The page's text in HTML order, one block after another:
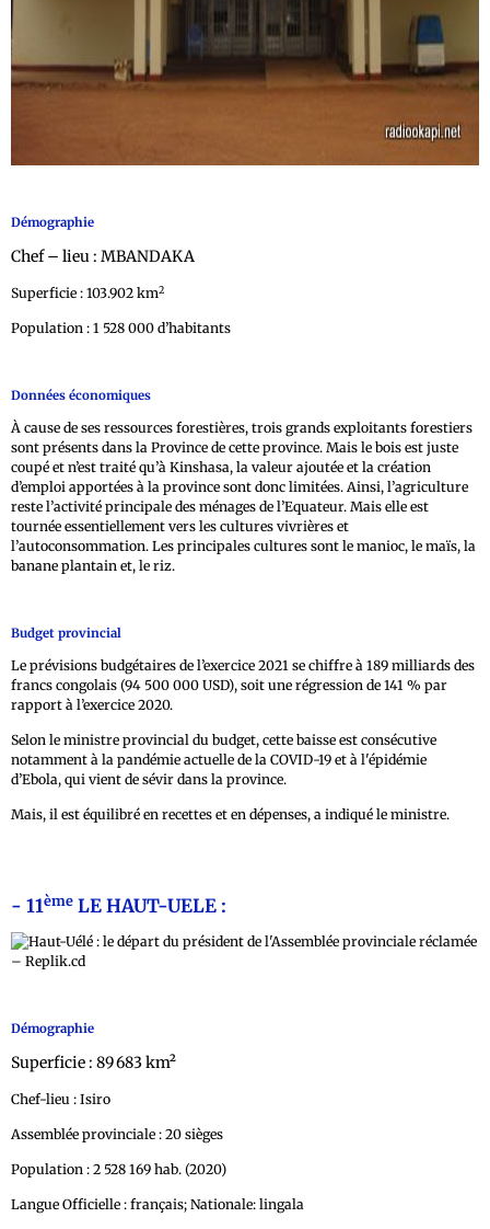
Démographie
Chef – lieu : MBANDAKA
Superficie : 103.902 km2
Population : 1 528 000 d’habitants
Données économiques
À cause de ses ressources forestières, trois grands exploitants forestiers
sont présents dans la Province de cette province. Mais le bois est juste
coupé et n’est traité qu’à Kinshasa, la valeur ajoutée et la création
d’emploi apportées à la province sont donc limitées. Ainsi, l’agriculture
reste l’activité principale des ménages de l’Equateur. Mais elle est
tournée essentiellement vers les cultures vivrières et
l’autoconsommation. Les principales cultures sont le manioc, le maïs, la
banane plantain et, le riz.
Budget provincial
Le prévisions budgétaires de l’exercice 2021 se chiffre à 189 milliards des
francs congolais (94 500 000 USD), soit une régression de 141 % par
rapport à l’exercice 2020.
Selon le ministre provincial du budget, cette baisse est consécutive
notamment à la pandémie actuelle de la COVID-19 et à l'épidémie
d’Ebola, qui vient de sévir dans la province.
Mais, il est équilibré en recettes et en dépenses, a indiqué le ministre.
- 11ème LE HAUT-UELE :
Démographie
Superficie : 89 683 km²
Chef-lieu : Isiro
Assemblée provinciale : 20 sièges
Population : 2 528 169 hab. (2020)
Langue Officielle : français; Nationale: lingala